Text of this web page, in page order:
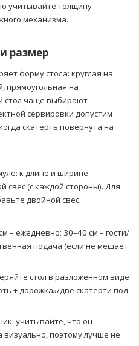
учитывайте толщину
механизма.
размер
форму стола: круглая на
прямоугольная на
стол чаще выбирают
сервировки допустим
скатерть повернута на
к длине и ширине
свес (с каждой стороны). Для
двойной свес.
– ежедневно; 30–40 см – гости/
подача (если не мешает
стол в разложенном виде
+ дорожка»/две скатерти под
учитывайте, что он
визуально, поэтому лучше не